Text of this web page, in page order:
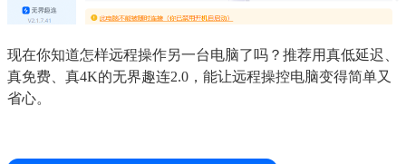
现在你知道怎样远程操作另一台电脑了吗？推荐用真低延迟、
真免费、真4K的无界趣连2.0，能让远程操控电脑变得简单又
省心。